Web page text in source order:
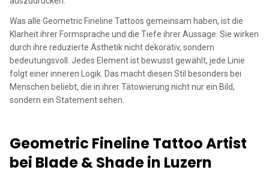
Was alle Geometric Fineline Tattoos gemeinsam haben, ist die
Klarheit ihrer Formsprache und die Tiefe ihrer Aussage. Sie wirken
durch ihre reduzierte Ästhetik nicht dekorativ, sondern
bedeutungsvoll. Jedes Element ist bewusst gewählt, jede Linie
folgt einer inneren Logik. Das macht diesen Stil besonders bei
Menschen beliebt, die in ihrer Tätowierung nicht nur ein Bild,
sondern ein Statement sehen.
Geometric Fineline Tattoo Artist
bei Blade & Shade in Luzern